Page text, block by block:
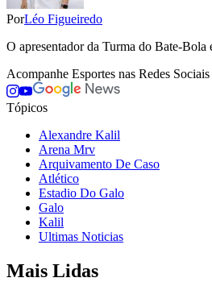
PorLéo Figueiredo
O apresentador da Turma do Bate-Bola
Acompanhe Esportes nas Redes Sociais
Tópicos
Alexandre Kalil
Arena Mrv
Arquivamento De Caso
Atlético
Estadio Do Galo
Galo
Kalil
Ultimas Noticias
Mais Lidas